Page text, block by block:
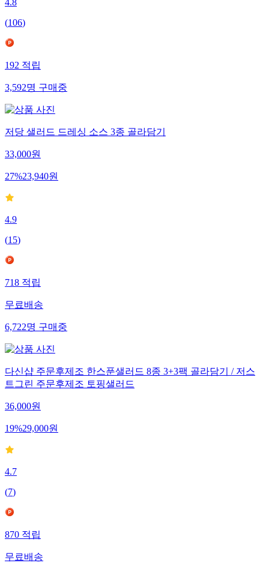
4.8
(106)
192적립
3,592명구매중
저당 샐러드 드레싱 소스 3종 골라담기
33,000원
27%23,940원
4.9
(15)
718적립
무료배송
6,722명구매중
다신샵 주문후제조 한스푼샐러드 8종 3+3팩 골라담기 / 저스
트그린 주문후제조 토핑샐러드
36,000원
19%29,000원
4.7
(7)
870적립
무료배송